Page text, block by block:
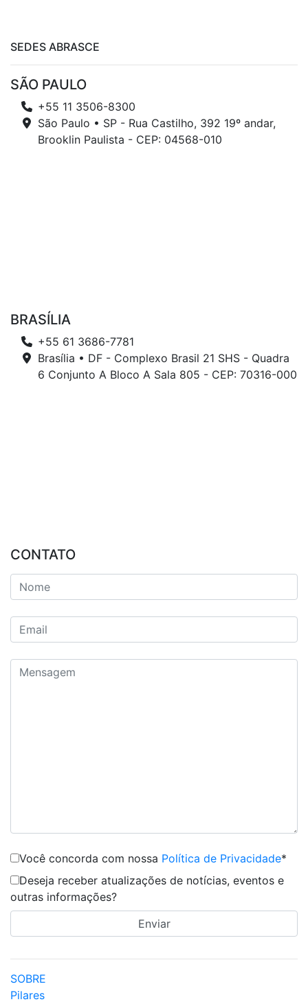
SEDES ABRASCE
SÃO PAULO
+55 11 3506-8300
São Paulo • SP - Rua Castilho, 392 19º andar,
Brooklin Paulista - CEP: 04568-010
BRASÍLIA
+55 61 3686-7781
Brasília • DF - Complexo Brasil 21 SHS - Quadra
6 Conjunto A Bloco A Sala 805 - CEP: 70316-000
CONTATO
Você concorda com nossa Política de Privacidade*
Deseja receber atualizações de notícias, eventos e
outras informações?
SOBRE
Pilares